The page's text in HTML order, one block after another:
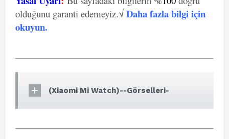
olduğunu garanti edemeyiz.√ Daha fazla bilgi için
okuyun.
(Xiaomi Mi Watch)--Görselleri-